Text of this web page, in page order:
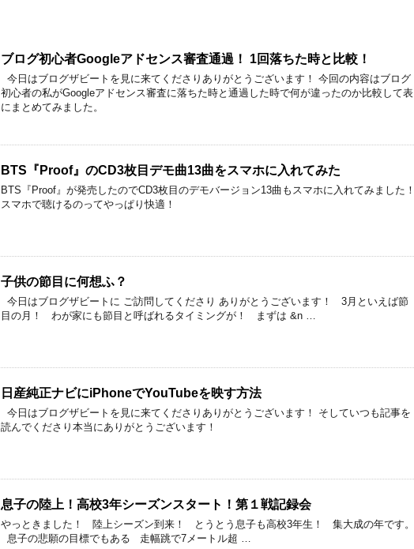
ブログ初心者Googleアドセンス審査通過！ 1回落ちた時と比較！
今日はブログザビートを見に来てくださりありがとうございます！ 今回の内容はブログ
初心者の私がGoogleアドセンス審査に落ちた時と通過した時で何が違ったのか比較して表
にまとめてみました。
BTS『Proof』のCD3枚目デモ曲13曲をスマホに入れてみた
BTS『Proof』が発売したのでCD3枚目のデモバージョン13曲もスマホに入れてみました！
スマホで聴けるのってやっぱり快適！
子供の節目に何想ふ？
今日はブログザビートに ご訪問してくださり ありがとうございます！ 3月といえば節
目の月！ わが家にも節目と呼ばれるタイミングが！ まずは &n …
日産純正ナビにiPhoneでYouTubeを映す方法
今日はブログザビートを見に来てくださりありがとうございます！ そしていつも記事を
読んでくださり本当にありがとうございます！
息子の陸上！高校3年シーズンスタート！第１戦記録会
やっときました！ 陸上シーズン到来！ とうとう息子も高校3年生！ 集大成の年です。
息子の悲願の目標でもある 走幅跳で7メートル超 …